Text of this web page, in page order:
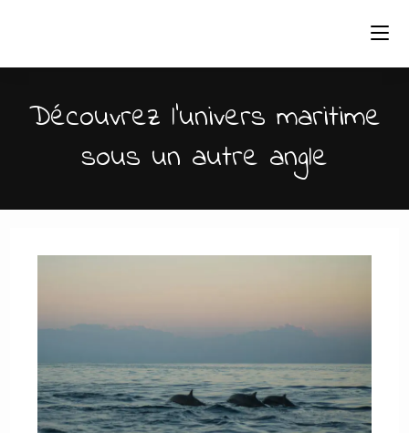
Découvrez l'univers maritime
sous un autre angle